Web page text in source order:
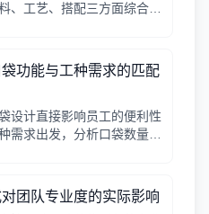
、工艺、搭配三方面综合考
功能与工种需求的匹配
设计直接影响员工的便利性
需求出发，分析口袋数量、
团队专业度的实际影响